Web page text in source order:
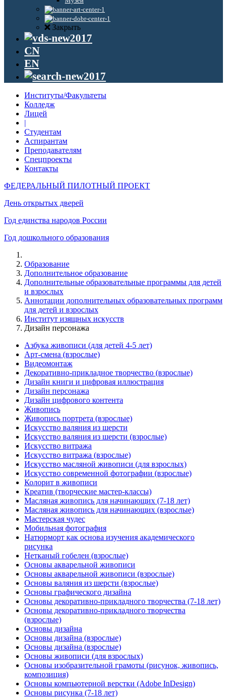
Закрыть
CN
EN
Институты/Факультеты
Колледж
Лицей
|
Студентам
Аспирантам
Преподавателям
Спецпроекты
Контакты
ФЕДЕРАЛЬНЫЙ ПИЛОТНЫЙ ПРОЕКТ
День открытых дверей
Год единства народов России
Год дошкольного образования
Образование
Дополнительное образование
Дополнительные образовательные программы для детей
и взрослых
Аннотации дополнительных образовательных программ
для детей и взрослых
Институт изящных искусств
Дизайн персонажа
Азбука живописи (для детей 4-5 лет)
Арт-смена (взрослые)
Видеомонтаж
Декоративно-прикладное творчество (взрослые)
Дизайн книги и цифровая иллюстрация
Дизайн персонажа
Дизайн цифрового контента
Живопись
Живопись портрета (взрослые)
Искусство валяния из шерсти
Искусство валяния из шерсти (взрослые)
Искусство витража
Искусство витража (взрослые)
Искусство масляной живописи (для взрослых)
Искусство современной фотографии (взрослые)
Колорит в живописи
Креатив (творческие мастер-классы)
Масляная живопись для начинающих (7-18 лет)
Масляная живопись для начинающих (взрослые)
Мастерская чудес
Мобильная фотография
Натюрморт как основа изучения академического
рисунка
Нетканый гобелен (взрослые)
Основы акварельной живописи
Основы акварельной живописи (взрослые)
Основы валяния из шерсти (взрослые)
Основы графического дизайна
Основы декоративно-прикладного творчества (7-18 лет)
Основы декоративно-прикладного творчества
(взрослые)
Основы дизайна
Основы дизайна (взрослые)
Основы дизайна (взрослые)
Основы живописи (для взрослых)
Основы изобразительной грамоты (рисунок, живопись,
композиция)
Основы компьютерной верстки (Adobe InDesign)
Основы рисунка (7-18 лет)